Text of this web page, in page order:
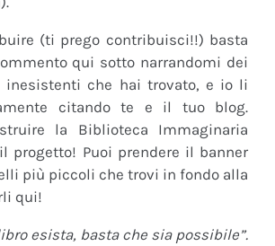
(ti prego contribuisci!!) basta
qui sotto narrandomi dei
che hai trovato, e io li
citando te e il tuo blog.
la Biblioteca Immaginaria
progetto! Puoi prendere il banner
più piccoli che trovi in fondo alla
qui!
esista, basta che sia possibile”.